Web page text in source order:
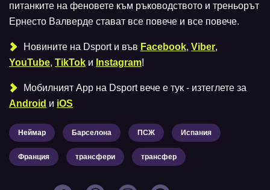
питанките на феновете към ръководството и треньорът
Ернесто Валверде стават все повече и все повече.
Новините на Dsport и във Facebook, Viber,
YouTube, TikTok и Instagram!
Мобилният Аpp на Dsport вече е тук - изтеглете за
Android и iOS
Неймар Барселона ПСЖ Испания
Франция трансфери трансфер